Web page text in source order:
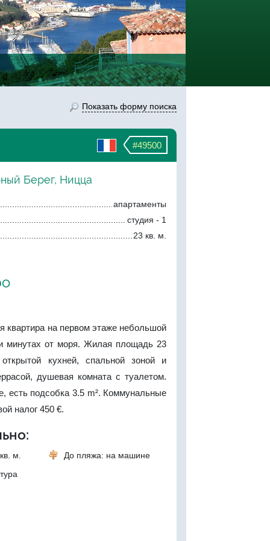
Показать форму поиска
#49500
Берег, Ницца
апартаменты
студия - 1
23 кв. м.
квартира на первом этаже небольшой
минутах от моря. Жилая площадь 23
кухней, спальной зоной и
душевая комната с туалетом.
есть подсобка 3.5 m². Коммунальные
налог 450 €.
м.
До пляжа: на машине